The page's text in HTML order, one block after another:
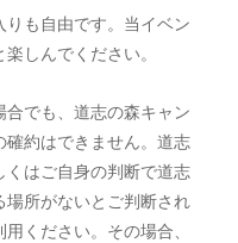
も自由です。当イベン
しんでください。
でも、道志の森キャン
約はできません。道志
はご自身の判断で道志
所がないとご判断され
ください。その場合、